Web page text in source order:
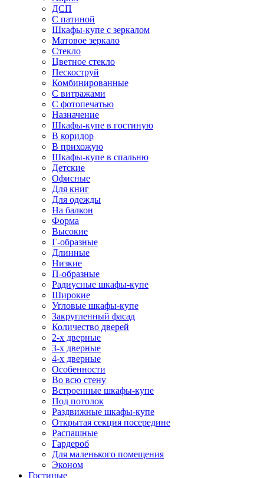
ДСП
С патиной
Шкафы-купе с зеркалом
Матовое зеркало
Стекло
Цветное стекло
Пескоструй
Комбинированные
С витражами
С фотопечатью
Назначение
Шкафы-купе в гостиную
В коридор
В прихожую
Шкафы-купе в спальню
Детские
Офисные
Для книг
Для одежды
На балкон
Форма
Высокие
Г-образные
Длинные
Низкие
П-образные
Радиусные шкафы-купе
Широкие
Угловые шкафы-купе
Закругленный фасад
Количество дверей
2-х дверные
3-х дверные
4-х дверные
Особенности
Во всю стену
Встроенные шкафы-купе
Под потолок
Раздвижные шкафы-купе
Открытая секция посередине
Распашные
Гардероб
Для маленького помещения
Эконом
Гостиные